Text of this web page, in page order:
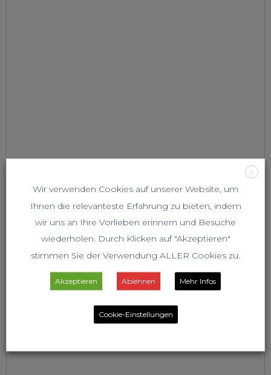
X
Wir verwenden Cookies auf unserer Website, um
Ihnen die relevanteste Erfahrung zu bieten, indem
wir uns an Ihre Vorlieben erinnern und Besuche
wiederholen. Durch Klicken auf "Akzeptieren"
stimmen Sie der Verwendung ALLER Cookies zu.
Akzeptieren Ablehnen Mehr Infos
Cookie-Einstellungen